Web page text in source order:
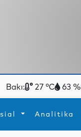
Bakı: 27 °C 63 %
Analitika